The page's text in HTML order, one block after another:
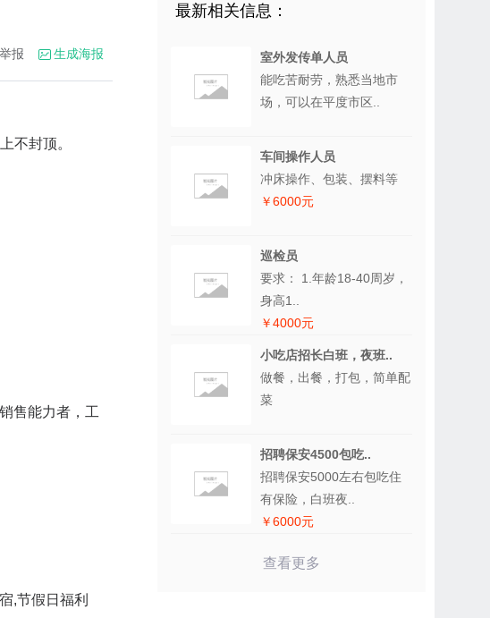
举报 生成海报
不封顶。
售能力者，工
,节假日福利
最新相关信息：
室外发传单人员
能吃苦耐劳，熟悉当地市
场，可以在平度市区..
车间操作人员
冲床操作、包装、摆料等
￥6000元
巡检员
要求： 1.年龄18-40周岁，
身高1..
￥4000元
小吃店招长白班，夜班..
做餐，出餐，打包，简单配
菜
招聘保安4500包吃..
招聘保安5000左右包吃住
有保险，白班夜..
￥6000元
查看更多